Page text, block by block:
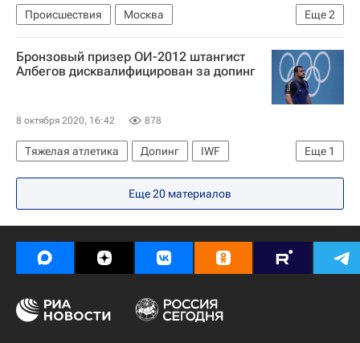
Еще2
Происшествия
Москва
Дело журналиста Ивана Голунова
Иван Голунов
Бронзовый призер ОИ-2012 штангист
Албегов дисквалифицирован за допинг
8 октября 2020, 16:42 878
Еще 1
Тяжелая атлетика Допинг
IWF
Руслан Албегов
Еще20 материалов